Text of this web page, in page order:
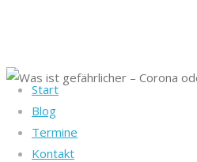
Start
Blog
Termine
Kontakt
Gesundheit